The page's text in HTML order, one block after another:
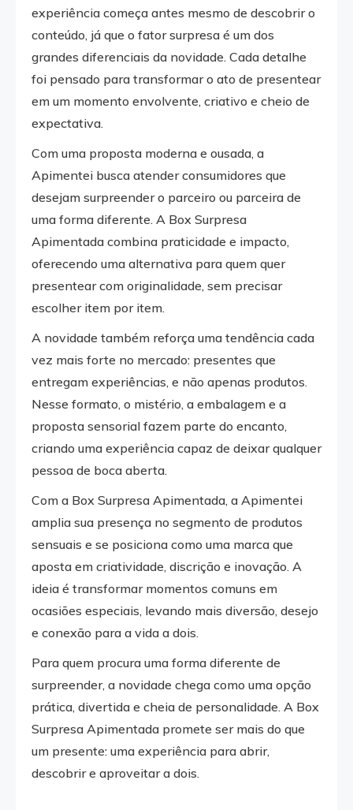
experiência começa antes mesmo de descobrir o
conteúdo, já que o fator surpresa é um dos
grandes diferenciais da novidade. Cada detalhe
foi pensado para transformar o ato de presentear
em um momento envolvente, criativo e cheio de
expectativa.
Com uma proposta moderna e ousada, a
Apimentei busca atender consumidores que
desejam surpreender o parceiro ou parceira de
uma forma diferente. A Box Surpresa
Apimentada combina praticidade e impacto,
oferecendo uma alternativa para quem quer
presentear com originalidade, sem precisar
escolher item por item.
A novidade também reforça uma tendência cada
vez mais forte no mercado: presentes que
entregam experiências, e não apenas produtos.
Nesse formato, o mistério, a embalagem e a
proposta sensorial fazem parte do encanto,
criando uma experiência capaz de deixar qualquer
pessoa de boca aberta.
Com a Box Surpresa Apimentada, a Apimentei
amplia sua presença no segmento de produtos
sensuais e se posiciona como uma marca que
aposta em criatividade, discrição e inovação. A
ideia é transformar momentos comuns em
ocasiões especiais, levando mais diversão, desejo
e conexão para a vida a dois.
Para quem procura uma forma diferente de
surpreender, a novidade chega como uma opção
prática, divertida e cheia de personalidade. A Box
Surpresa Apimentada promete ser mais do que
um presente: uma experiência para abrir,
descobrir e aproveitar a dois.